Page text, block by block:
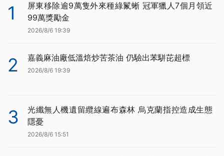
1
屏東移除逾9萬隻外來種綠鬣蜥 冠軍獵人7個月領近
99萬獎勵金
2026/8/6 19:39
2 嘉義麻油廠低溫焙炒苦茶油 仍驗出苯駢芘超標
2026/8/6 19:39
3
光纖無人機遺留纜線遍布森林 烏克蘭指控造成生態
隱憂
2026/8/6 15:51